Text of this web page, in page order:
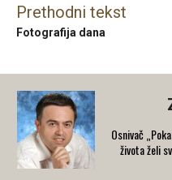
Prethodni tekst
Fotografija dana
Osnivač
života želi